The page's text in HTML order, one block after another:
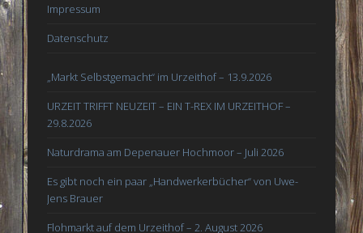
Impressum
Datenschutz
„Markt Selbstgemacht“ im Urzeithof – 13.9.2026
URZEIT TRIFFT NEUZEIT – EIN T-REX IM URZEITHOF –
29.8.2026
Naturdrama am Depenauer Hochmoor – Juli 2026
Es gibt noch ein paar „Handwerkerbücher“ von Uwe-
Jens Brauer
Flohmarkt auf dem Urzeithof – 2. August 2026